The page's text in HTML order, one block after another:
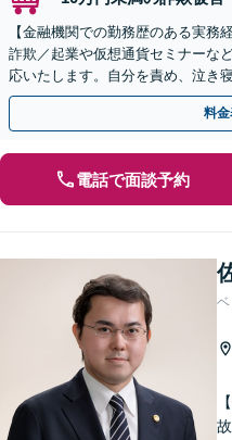
【金融機関での勤務歴のある実務
詐欺／起業や仮想通貨セミナーな
応いたします。自分を責め、泣き
にまずはご相談ください。【表参
料
電話で面談予約